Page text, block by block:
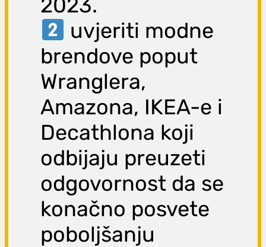
2023.
uvjeriti modne
brendove poput
Wranglera,
Amazona, IKEA-e i
Decathlona koji
odbijaju preuzeti
odgovornost da se
konačno posvete
poboljšanju